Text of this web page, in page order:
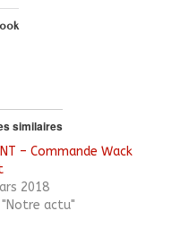
similaires
– Commande Wack
2018
"Notre actu"